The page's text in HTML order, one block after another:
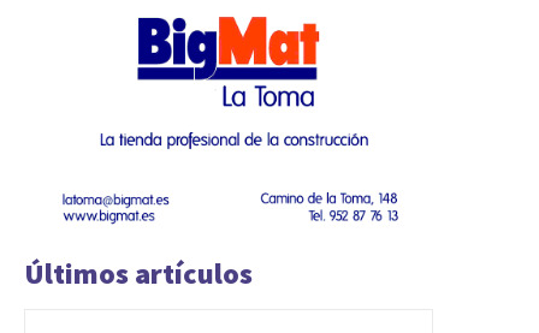
Últimos artículos